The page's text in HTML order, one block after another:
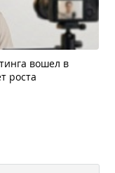
вошел в
роста